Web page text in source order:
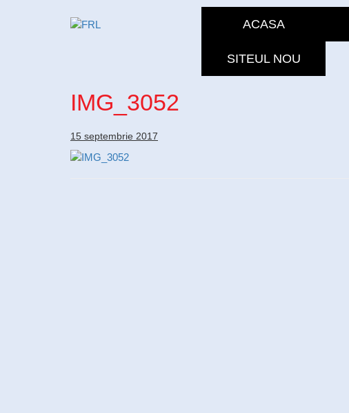
ACASA
SITEUL NOU
IMG_3052
15 septembrie 2017